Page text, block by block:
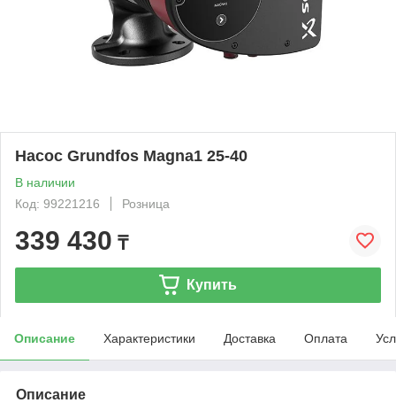
Насос Grundfos Magna1 25-40
В наличии
Код: 99221216
Розница
339 430 ₸
Купить
Описание Характеристики Доставка Оплата
Описание